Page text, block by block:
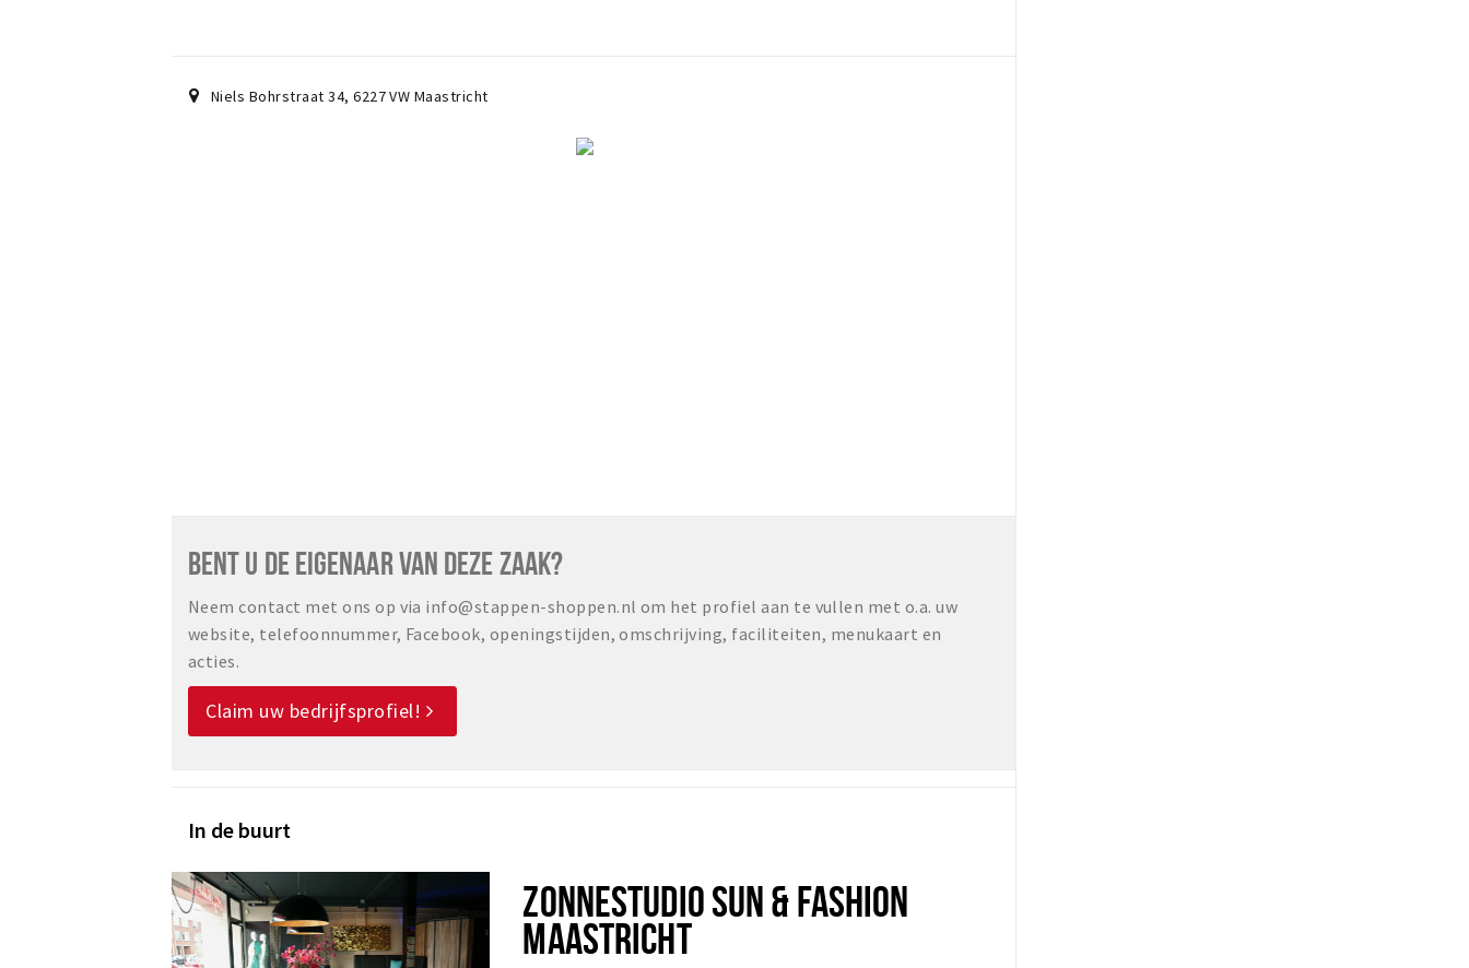
Niels Bohrstraat 34,6227 VW Maastricht
BENT U DE EIGENAAR VAN DEZE ZAAK?
Neem contact met ons op via info@stappen-shoppen.nl om het profiel aan te vullen met o.a. uw
website, telefoonnummer, Facebook, openingstijden, omschrijving, faciliteiten, menukaart en
acties.
Claim uw bedrijfsprofiel!
In de buurt
ZONNESTUDIO SUN & FASHION
MAASTRICHT